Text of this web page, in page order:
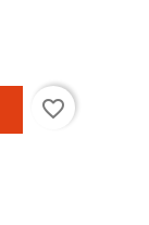
favorite_border